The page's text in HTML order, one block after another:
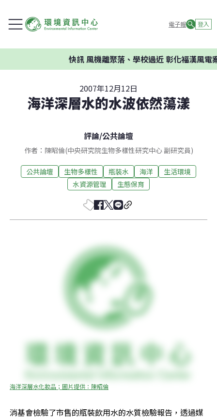
電子報 登入
快訊風機離聚落、學校過近 彰化福漢風電案
2007年12月12日
海洋深層水的水波依然蕩漾
評論/公共論壇
作者：陳昭倫(中央研究院生物多樣性研究中心 副研究員)
公共論壇 生物多樣性 瓶裝水 海洋
生活環境
水資源管理
生態保育
海洋深層水化妝品；圖片提供：陳昭倫
消基會檢驗了市售的瓶裝飲用水的水質檢驗報告，透過媒